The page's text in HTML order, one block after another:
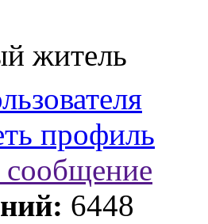
житель
профиль
6448